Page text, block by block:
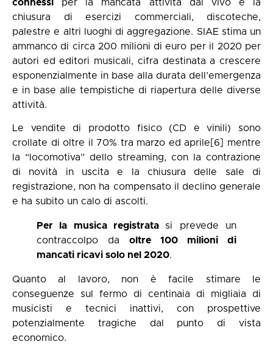
connessi per la mancata attività dal vivo e la
chiusura di esercizi commerciali, discoteche,
palestre e altri luoghi di aggregazione. SIAEstima un
ammanco di circa 200 milioni di euro per il 2020 per
autori ed editori musicali, cifra destinata a crescere
esponenzialmente in base alla durata dell’emergenza
e in base alle tempistiche di riapertura delle diverse
attività.
Le vendite di prodotto fisico (CD e vinili) sono
crollate di oltre il 70% tra marzo ed aprile [6]
mentre
la “locomotiva” dello streaming, con la contrazione
di novità in uscita e la chiusura delle sale di
registrazione, non ha compensato il declino generale
e ha subito un calo di ascolti.
Per la musica registrata si prevede un
contraccolpo da oltre 100 milioni di
mancati ricavi solo nel 2020.
Quanto al lavoro, non è facile stimare le
conseguenze sul fermo di centinaia di migliaia di
musicisti e tecnici inattivi, con prospettive
potenzialmente tragiche dal punto di vista
economico.